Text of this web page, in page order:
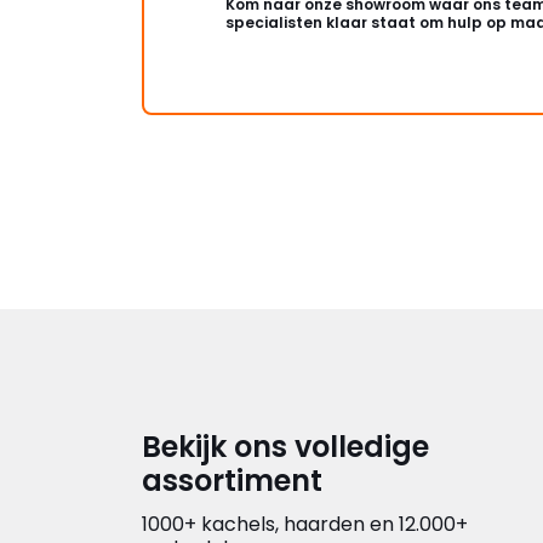
Kom naar onze showroom waar ons
specialisten klaar staat om hulp op
Bekijk ons volledige
assortiment
1000+ kachels, haarden en 12.000+